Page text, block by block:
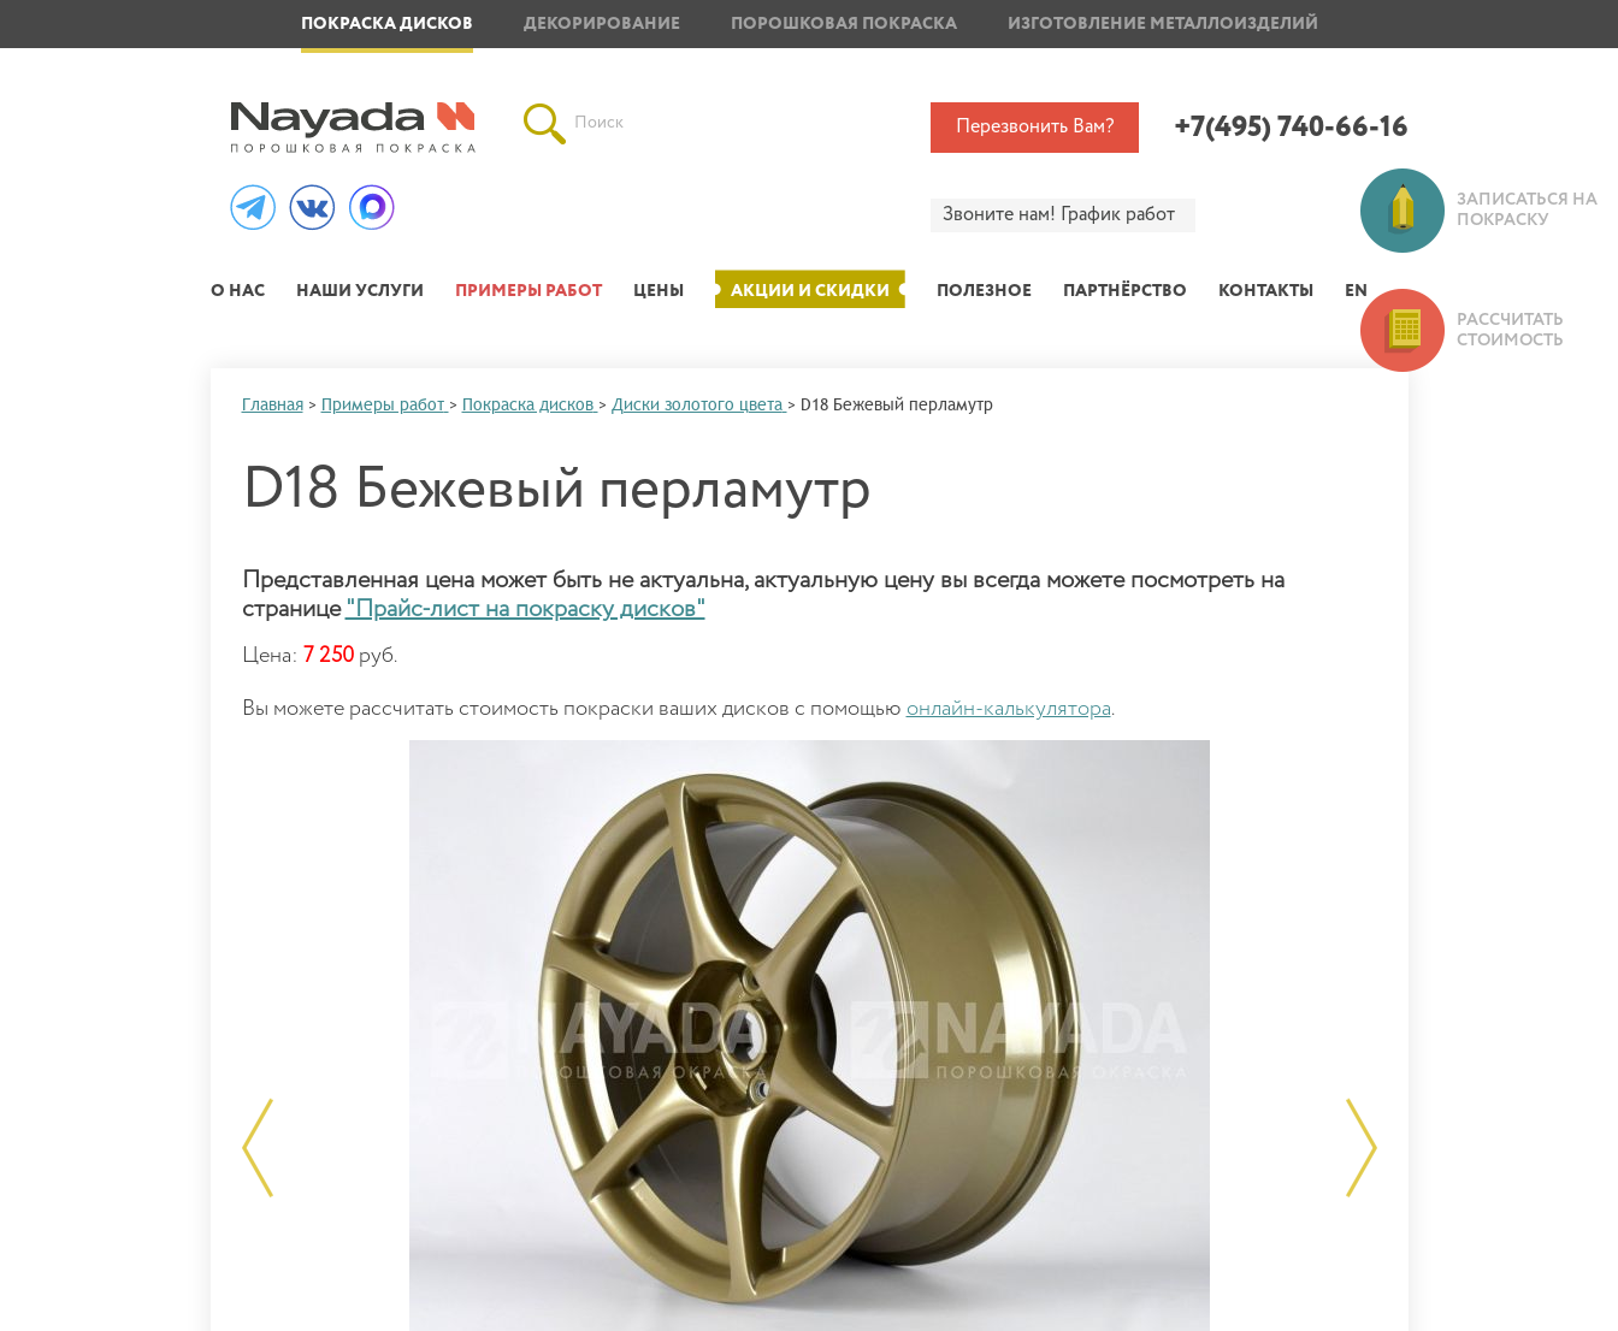
ПОКРАСКА ДИСКОВ ДЕКОРИРОВАНИЕ ПОРОШКОВАЯ ПОКРАСКА ИЗГОТОВЛЕНИЕ МЕТАЛЛОИЗДЕЛИЙ
Поиск Перезвонить Вам? +7(495) 740-66-16
Звоните нам! График работ
О НАС НАШИ УСЛУГИ ПРИМЕРЫ РАБОТ ЦЕНЫ АКЦИИ И СКИДКИ ПОЛЕЗНОЕ ПАРТНЁРСТВО КОНТАКТЫ EN
Главная > Примеры работ > Покраска дисков > Диски золотого цвета > D18 Бежевый перламутр
D18 Бежевый перламутр
Представленная цена может быть не актуальна, актуальную цену вы всегда можете посмотреть на
странице "Прайс-лист на покраску дисков"
Цена: 7 250руб.
Вы можете рассчитать стоимость покраски ваших дисков с помощью онлайн-калькулятора.
ЗАПИСАТЬСЯ НА
ПОКРАСКУ
РАССЧИТАТЬ
СТОИМОСТЬ